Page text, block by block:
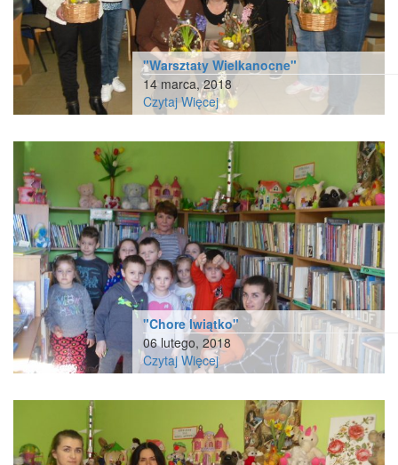
"Warsztaty Wielkanocne"
14 marca, 2018
Czytaj Więcej
"Chore lwiątko"
06 lutego, 2018
Czytaj Więcej